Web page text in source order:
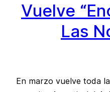
Vuelve
Las
En marzo vuelve toda